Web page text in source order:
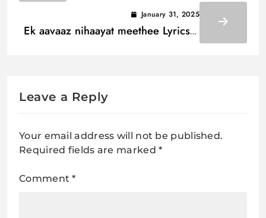
January 31, 2025
Ek aavaaz nihaayat meethee Lyrics /
Leave a Reply
Your email address will not be published.
Required fields are marked*
Comment*